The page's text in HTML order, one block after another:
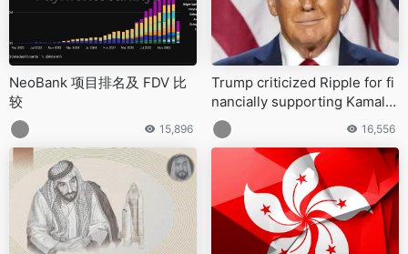
NeoBank 项目排名及 FDV 比
较
15,896
Trump criticized Ripple for fi
nancially supporting Kamala
Harris during the election16,556